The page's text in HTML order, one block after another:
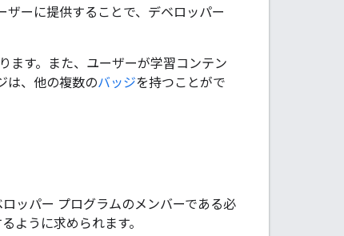
ザーに提供することで、デベロッパー
ます。また、ユーザーが学習コンテン
は、他の複数のバッジを持つことがで
ッパー プログラムのメンバーである必
ように求められます。